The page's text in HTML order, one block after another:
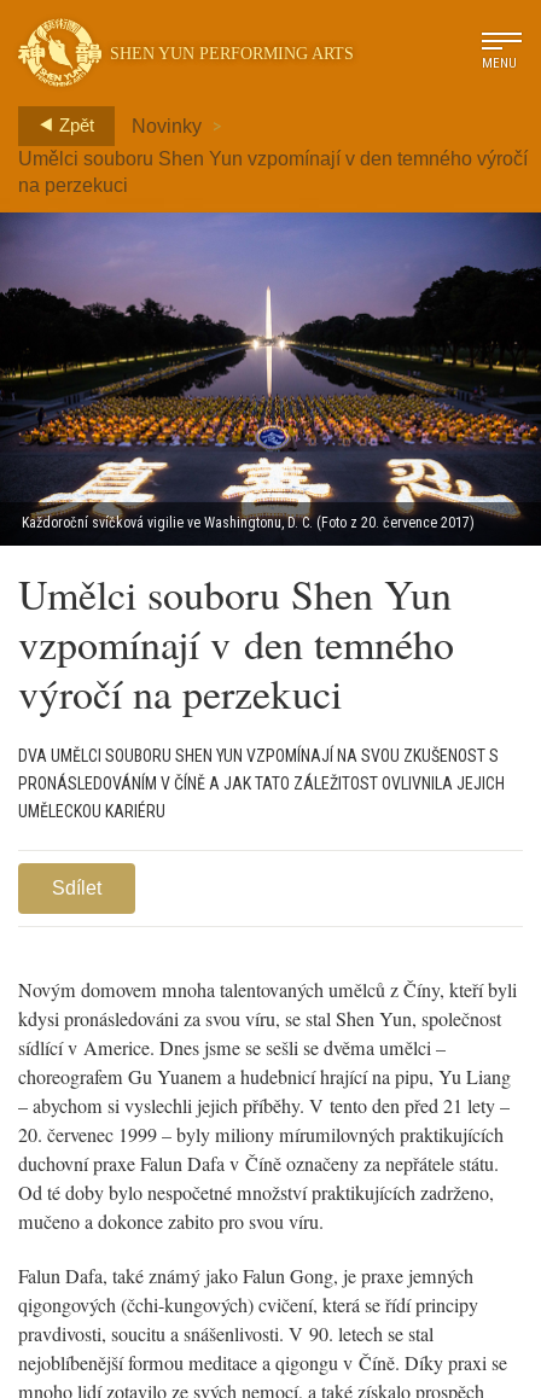
SHEN YUN PERFORMING ARTS
MENU
Zpět Novinky >
Umělci souboru Shen Yun vzpomínají v den temného výročí
na perzekuci
Každoroční svíčková vigilie ve Washingtonu, D. C. (Foto z 20. července 2017)
Umělci souboru Shen Yun
vzpomínají v den temného
výročí na perzekuci
DVA UMĚLCI SOUBORU SHEN YUN VZPOMÍNAJÍ NA SVOU ZKUŠENOST S
PRONÁSLEDOVÁNÍM V ČÍNĚ A JAK TATO ZÁLEŽITOST OVLIVNILA JEJICH
UMĚLECKOU KARIÉRU
Sdílet
Novým domovem mnoha talentovaných umělců z Číny, kteří byli
kdysi pronásledováni za svou víru, se stal Shen Yun, společnost
sídlící v Americe. Dnes jsme se sešli se dvěma umělci –
choreografem Gu Yuanem a hudebnicí hrající na pipu, Yu Liang
– abychom si vyslechli jejich příběhy. V tento den před 21 lety –
20. červenec 1999 – byly miliony mírumilovných praktikujících
duchovní praxe Falun Dafa v Číně označeny za nepřátele státu.
Od té doby bylo nespočetné množství praktikujících zadrženo,
mučeno a dokonce zabito pro svou víru.
Falun Dafa, také známý jako Falun Gong, je praxe jemných
qigongových (čchi-kungových) cvičení, která se řídí principy
pravdivosti, soucitu a snášenlivosti. V 90. letech se stal
nejoblíbenější formou meditace a qigongu v Číně. Díky praxi se
mnoho lidí zotavilo ze svých nemocí, a také získalo prospěch